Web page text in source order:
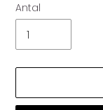
Antal